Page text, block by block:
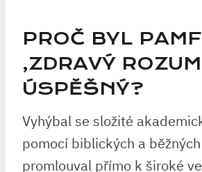
PROČ BYL
‚ZDRAVÝ
ÚSPĚŠNÝ?
Vyhýbal se složité
pomocí biblických a
promlouval přímo k široké